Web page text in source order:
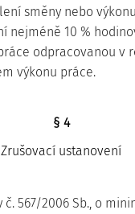
směny nebo
nejméně 10 %
odpracovanou v
výkonu práce.
§ 4
Zrušovací ustanovení
č. 567/2006 Sb., o